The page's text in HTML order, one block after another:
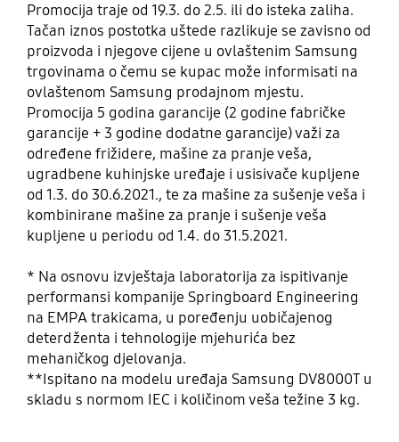
Promocija traje od 19.3. do 2.5. ili do isteka zaliha.
Tačan iznos postotka uštede razlikuje se zavisno od
proizvoda i njegove cijene u ovlaštenim Samsung
trgovinama o čemu se kupac može informisati na
ovlaštenom Samsung prodajnom mjestu.
Promocija 5 godina garancije (2 godine fabričke
garancije + 3 godine dodatne garancije) važi za
određene frižidere, mašine za pranje veša,
ugradbene kuhinjske uređaje i usisivače kupljene
od 1.3. do 30.6.2021., te za mašine za sušenje veša i
kombinirane mašine za pranje i sušenje veša
kupljene u periodu od 1.4. do 31.5.2021.
* Na osnovu izvještaja laboratorija za ispitivanje
performansi kompanije Springboard Engineering
na EMPA trakicama, u poređenju uobičajenog
deterdženta i tehnologije mjehurića bez
mehaničkog djelovanja.
**Ispitano na modelu uređaja Samsung DV8000T u
skladu s normom IEC i količinom veša težine 3 kg.